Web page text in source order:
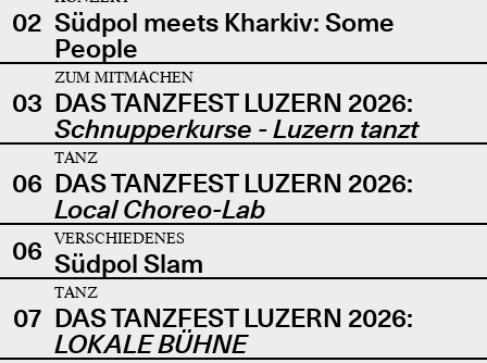
02 Südpol meets Kharkiv: Some
People
03
ZUM MITMACHEN
DAS TANZFEST LUZERN 2026:
Schnupperkurse - Luzern tanzt
06
TANZ
DAS TANZFEST LUZERN 2026:
Local Choreo-Lab
06
VERSCHIEDENES
Südpol Slam
07
TANZ
DAS TANZFEST LUZERN 2026:
LOKALE BÜHNE